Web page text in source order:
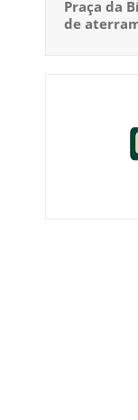
Praça da
de